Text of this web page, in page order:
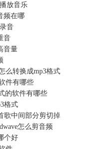
放音乐
频在哪
音
音
音量
么转换成mp3格式
件有哪些
的软件有哪些
格式
歌中间部分剪切掉
怎么剪音频
个好